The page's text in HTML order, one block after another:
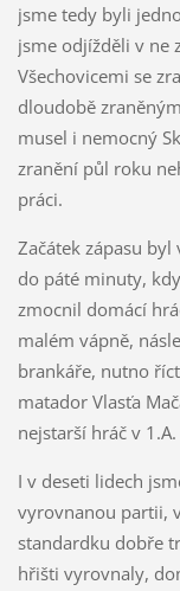
jsme tedy byli
jsme odjížděli v ne
Všechovicemi se
dloudobě
musel i nemocný
zranění půl roku
práci.
Začátek zápasu
do páté minuty,
zmocnil domácí
malém vápně,
brankáře, nutno
matador Vlasťa
nejstarší hráč v
I v deseti lidech
vyrovnanou partii,
standardku dobře
hřišti vyrovnaly,